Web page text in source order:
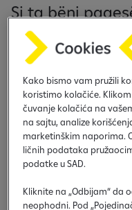
Si ta bëni
Prishtina online?
Kako bismo vam pružili
koristimo kolačiće.
čuvanje kolačića na
na sajtu, analize
marketinškim naporima.
ličnih podataka
podatke u SAD.
Kliknite na „Odbijam“ da
neophodni. Pod